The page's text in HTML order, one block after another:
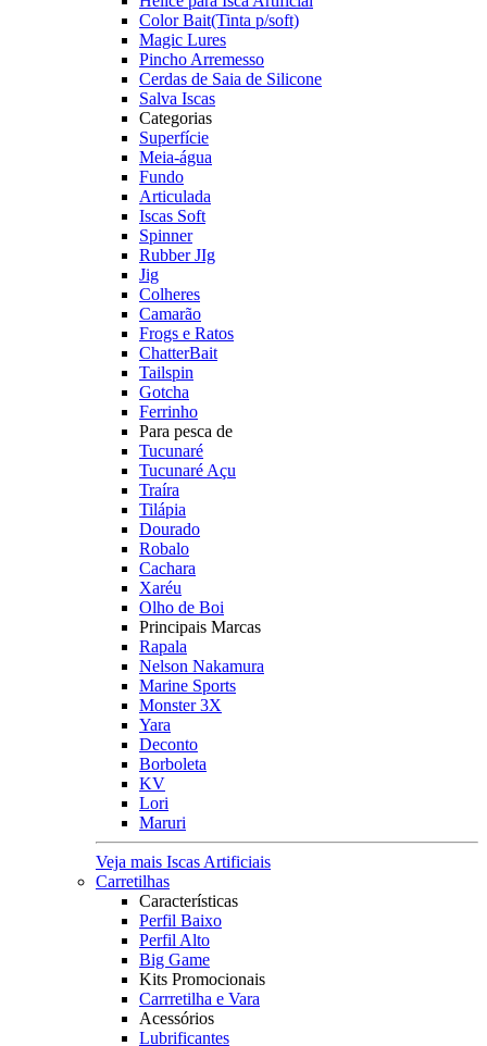
Color Bait(Tinta p/soft)
Magic Lures
Pincho Arremesso
Cerdas de Saia de Silicone
Salva Iscas
Categorias
Superfície
Meia-água
Fundo
Articulada
Iscas Soft
Spinner
Rubber JIg
Jig
Colheres
Camarão
Frogs e Ratos
ChatterBait
Tailspin
Gotcha
Ferrinho
Para pesca de
Tucunaré
Tucunaré Açu
Traíra
Tilápia
Dourado
Robalo
Cachara
Xaréu
Olho de Boi
Principais Marcas
Rapala
Nelson Nakamura
Marine Sports
Monster 3X
Yara
Deconto
Borboleta
KV
Lori
Maruri
Veja mais Iscas Artificiais
Carretilhas
Características
Perfil Baixo
Perfil Alto
Big Game
Kits Promocionais
Carrretilha e Vara
Acessórios
Lubrificantes